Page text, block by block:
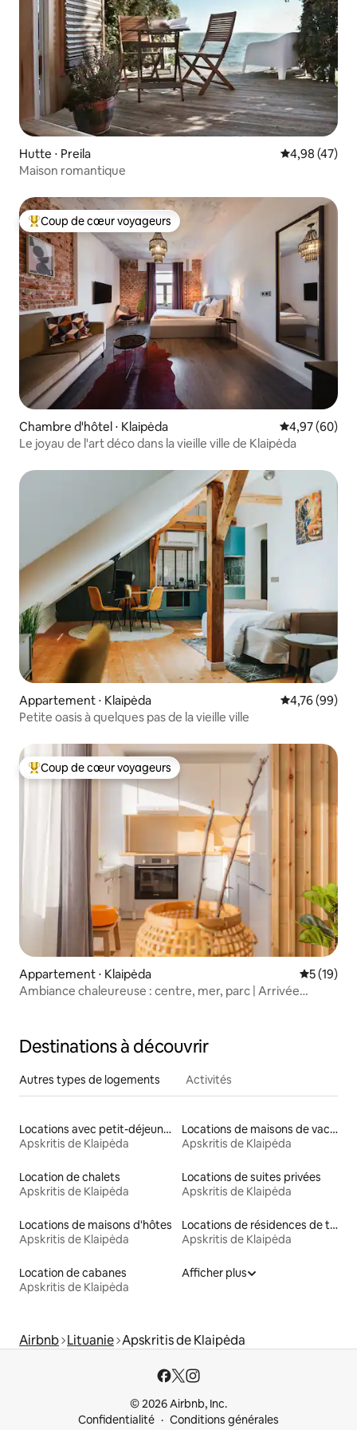
Hutte ⋅ Preila Évaluation
4,98 (47)
Maison romantique
Coups de cœur voyageurs les plus appréciés
Coup de cœur voyageurs
Chambre d'hôtel ⋅ Klaipėda Évaluation
4,97 (60)
Le joyau de l'art déco dans la vieille ville de Klaipėda
Appartement ⋅ Klaipėda Évaluation
4,76 (99)
Petite oasis à quelques pas de la vieille ville
Coups de cœur voyageurs les plus appréciés
Coup de cœur voyageurs
Appartement ⋅ Klaipėda
5 (19)
Ambiance chaleureuse : centre, mer, parc | Arrivée
Destinations à découvrir
Autres types de logements Activités
Locations avec petit-déjeuner
Apskritis de Klaipėda
Locations de maisons de vacances
Apskritis de Klaipėda
Location de chalets
Apskritis de Klaipėda
Locations de suites privées
Apskritis de Klaipėda
Locations de maisons d'hôtes
Apskritis de Klaipėda
Locations de résidences de tourisme
Apskritis de Klaipėda
Location de cabanes
Apskritis de Klaipėda
Afficher plus
Airbnb Lituanie Apskritis de Klaipėda
© 2026 Airbnb, Inc.
Confidentialité
Conditions générales